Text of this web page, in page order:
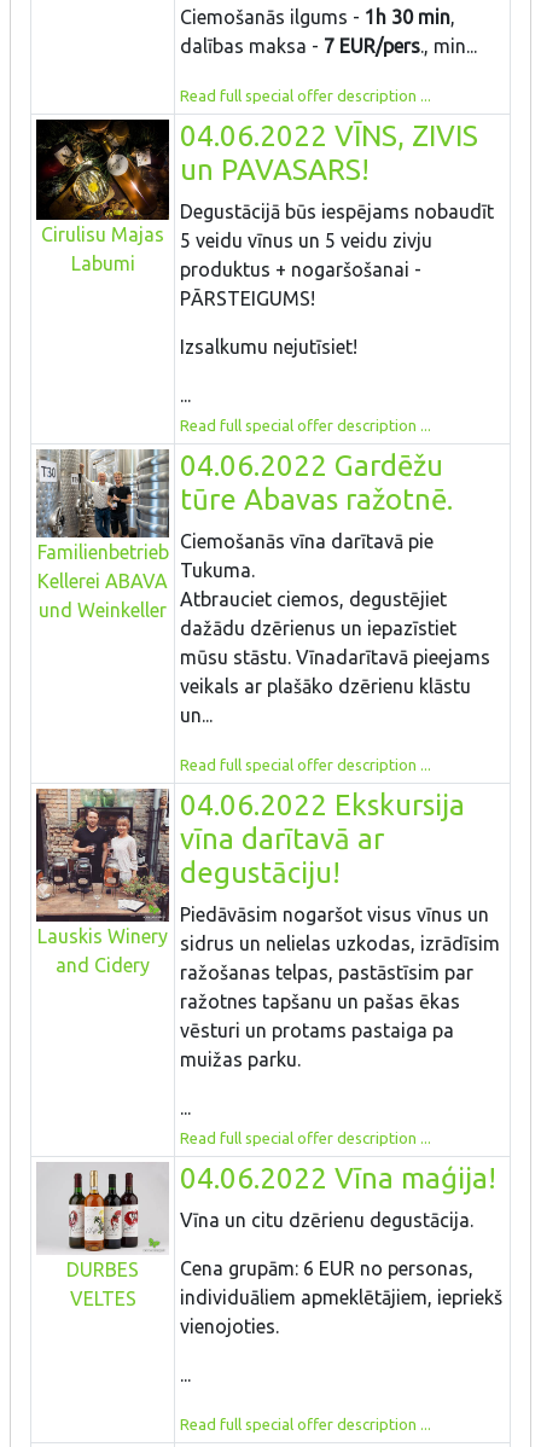
Ciemošanās ilgums - 1h 30 min,
dalības maksa - 7 EUR/pers., min...
Read full special offer description ...
Cirulisu Majas
Labumi
04.06.2022 VĪNS, ZIVIS
un PAVASARS!
Degustācijā būs iespējams nobaudīt
5 veidu vīnus un 5 veidu zivju
produktus + nogaršošanai -
PĀRSTEIGUMS!
Izsalkumu nejutīsiet!
...
Read full special offer description ...
Familienbetrieb
Kellerei ABAVA
und Weinkeller
04.06.2022 Gardēžu
tūre Abavas ražotnē.
Ciemošanās vīna darītavā pie
Tukuma.
Atbrauciet ciemos, degustējiet
dažādu dzērienus un iepazīstiet
mūsu stāstu. Vīnadarītavā pieejams
veikals ar plašāko dzērienu klāstu
un...
Read full special offer description ...
Lauskis Winery
and Cidery
04.06.2022 Ekskursija
vīna darītavā ar
degustāciju!
Piedāvāsim nogaršot visus vīnus un
sidrus un nelielas uzkodas, izrādīsim
ražošanas telpas, pastāstīsim par
ražotnes tapšanu un pašas ēkas
vēsturi un protams pastaiga pa
muižas parku.
...
Read full special offer description ...
DURBES
VELTES
04.06.2022 Vīna maģija!
Vīna un citu dzērienu degustācija.
Cena grupām: 6 EUR no personas,
individuāliem apmeklētājiem, iepriekš
vienojoties.
...
Read full special offer description ...